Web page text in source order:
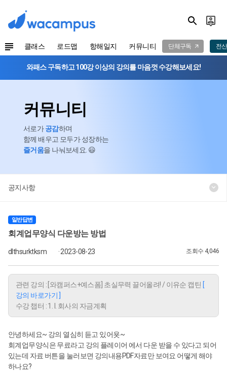
클래스 로드맵 항해일지 커뮤니티 단체구독 전
와패스 구독하고 100강 이상의 강의를 마음껏 수강해보세요!
커뮤니티
서로가공감하며
함께 배우고 모두가 성장하는
즐거움을 나눠보세요. 😃
공지사항
일반답변
회계업무양식 다운방는 방법
dlthsurktksm · 2023-08-23 조회수 4,046
관련 강의 : [와캠퍼스+예스폼] 초실무력 끌어올려! / 이유순 캡틴 [
강의 바로가기 ]
수강 챕터 : 1. I. 회사의 자금계획
안녕하세요~ 강의 열심히 듣고 있어욧~
회계업무양식은 무료라고 강의 플레이어 에서 다운 받을 수 있다고 되어
있는데 자료 버튼을 눌러보면 강의내용PDF자료만 보여요 어떻게 해야
하나요?